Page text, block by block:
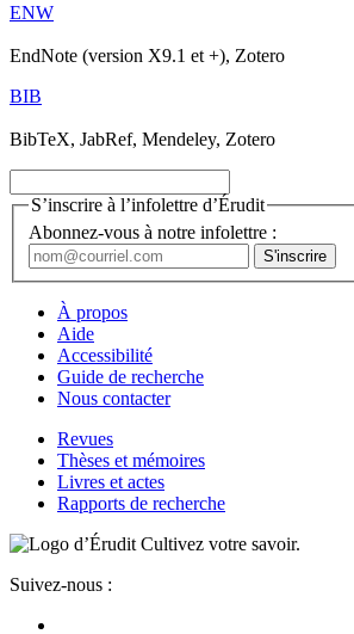
ENW
EndNote (version X9.1 et +), Zotero
BIB
BibTeX, JabRef, Mendeley, Zotero
S’inscrire à l’infolettre d’Érudit
Abonnez-vous à notre infolettre :
À propos
Aide
Accessibilité
Guide de recherche
Nous contacter
Revues
Thèses et mémoires
Livres et actes
Rapports de recherche
Cultivez votre savoir.
Suivez-nous :